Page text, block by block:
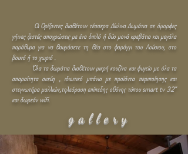
Οι Ορίζοντες διαθέτουν τέσσερα Δίκλινα Δωμάτια σε όμορφες
γήινες ζεστές αποχρώσεις με ένα διπλό ή δύο μονά κρεβάτια και μεγάλα
παράθυρα για να θαυμάσετε τη θέα στο φαράγγι του Λούσιου, στο
βουνό ή το χωριό .
Όλα τα δωμάτια διαθέτουν μικρή κουζίνα και ψυγείο με όλα τα
απαραίτητα σκεύη , ιδιωτικό μπάνιο με προϊόντα περιποίησης και
στεγνωτήρα μαλλιών,τηλεόραση επίπεδης οθόνης τύπουsmart tv 32"
και δωρεάνwifi.
gallery